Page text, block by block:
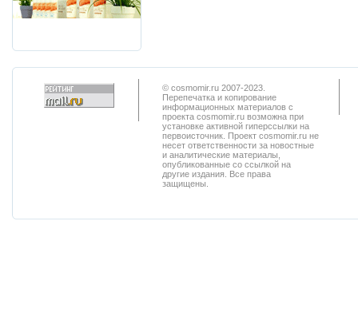
© cosmomir.ru 2007-2023.
Перепечатка и копирование
информационных материалов с
проекта cosmomir.ru возможна при
установке активной гиперссылки на
первоисточник. Проект cosmomir.ru не
несет ответственности за новостные
и аналитические материалы,
опубликованные со ссылкой на
другие издания. Все права
защищены.